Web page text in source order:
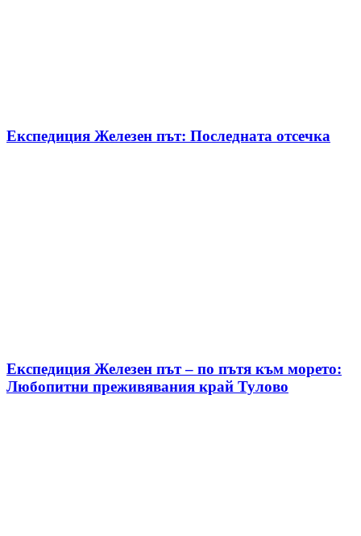
Експедиция Железен път: Последната отсечка
Експедиция Железен път – по пътя към морето:
Любопитни преживявания край Тулово